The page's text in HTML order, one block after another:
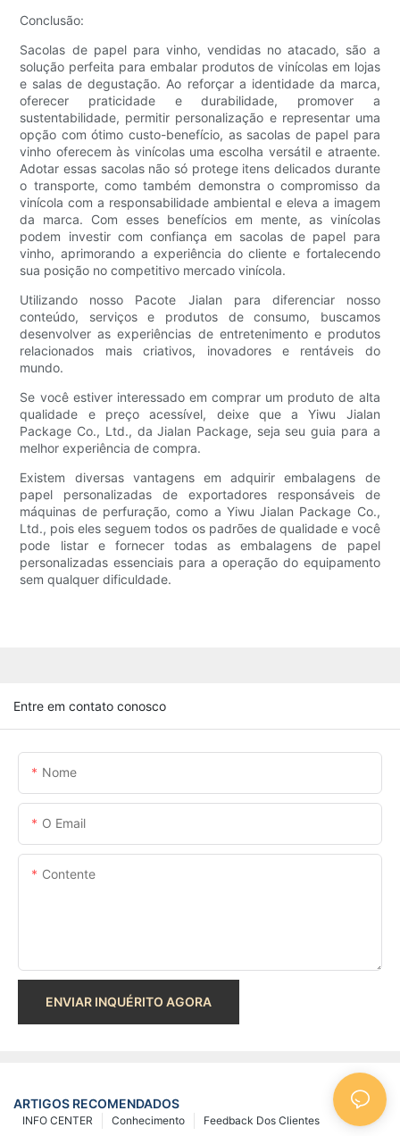
Conclusão:
Sacolas de papel para vinho, vendidas no atacado, são a
solução perfeita para embalar produtos de vinícolas em lojas
e salas de degustação. Ao reforçar a identidade da marca,
oferecer praticidade e durabilidade, promover a
sustentabilidade, permitir personalização e representar uma
opção com ótimo custo-benefício, as sacolas de papel para
vinho oferecem às vinícolas uma escolha versátil e atraente.
Adotar essas sacolas não só protege itens delicados durante
o transporte, como também demonstra o compromisso da
vinícola com a responsabilidade ambiental e eleva a imagem
da marca. Com esses benefícios em mente, as vinícolas
podem investir com confiança em sacolas de papel para
vinho, aprimorando a experiência do cliente e fortalecendo
sua posição no competitivo mercado vinícola.
Utilizando nosso Pacote Jialan para diferenciar nosso
conteúdo, serviços e produtos de consumo, buscamos
desenvolver as experiências de entretenimento e produtos
relacionados mais criativos, inovadores e rentáveis ​​do
mundo.
Se você estiver interessado em comprar um produto de alta
qualidade e preço acessível, deixe que a Yiwu Jialan
Package Co., Ltd., da Jialan Package, seja seu guia para a
melhor experiência de compra.
Existem diversas vantagens em adquirir embalagens de
papel personalizadas de exportadores responsáveis ​​de
máquinas de perfuração, como a Yiwu Jialan Package Co.,
Ltd., pois eles seguem todos os padrões de qualidade e você
pode listar e fornecer todas as embalagens de papel
personalizadas essenciais para a operação do equipamento
sem qualquer dificuldade.
Entre em contato conosco
Nome
O Email
Contente
ENVIAR INQUÉRITO AGORA
ARTIGOS RECOMENDADOS
Feedback Dos Clientes
Conhecimento
INFO CENTER